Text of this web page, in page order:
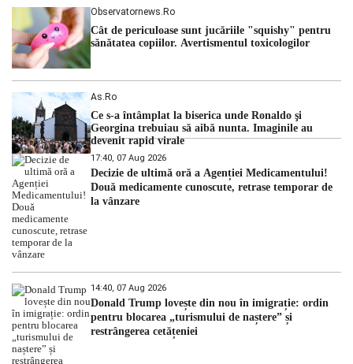
Observatornews.ro
Cât de periculoase sunt jucăriile "squishy" pentru
sănătatea copiilor. Avertismentul toxicologilor
As.ro
Ce s-a întâmplat la biserica unde Ronaldo şi
Georgina trebuiau să aibă nunta. Imaginile au
devenit rapid virale
17:40, 07 Aug 2026
Decizie de ultimă oră a Agenției Medicamentului!
Două medicamente cunoscute, retrase temporar de
la vânzare
14:40, 07 Aug 2026
Donald Trump lovește din nou în imigrație: ordin
pentru blocarea „turismului de naștere” și
restrângerea cetățeniei